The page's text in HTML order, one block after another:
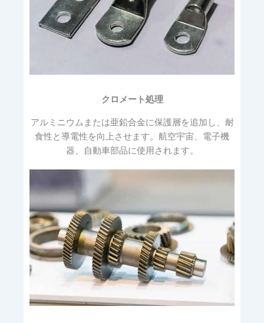
クロメート処理
アルミニウムまたは亜鉛合金に保護層を追加し、耐
食性と導電性を向上させます。航空宇宙、電子機
器、自動車部品に使用されます。